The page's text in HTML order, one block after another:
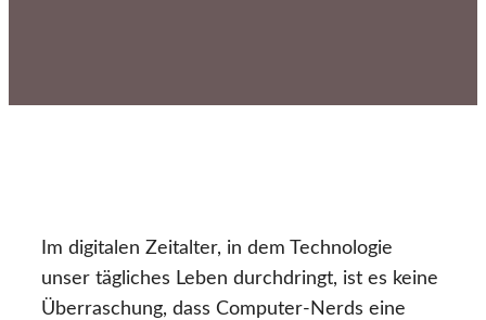
Im digitalen Zeitalter, in dem Technologie
unser tägliches Leben durchdringt, ist es keine
Überraschung, dass Computer-Nerds eine